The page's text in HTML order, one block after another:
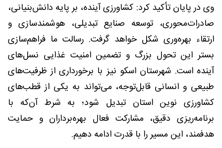
وی در پایان تأکید کرد: کشاورزی آینده، بر پایه دانش‌بنیانی،
صادرات‌محوری، توسعه صنایع تبدیلی، هوشمندسازی و
ارتقاء بهره‌وری شکل خواهد گرفت. رسالت ما فراهم‌سازی
بستر این تحول بزرگ و تضمین امنیت غذایی نسل‌های
آینده است. شهرستان اسکو نیز با برخورداری از ظرفیت‌های
طبیعی و انسانی قابل‌توجه، می‌تواند به یکی از قطب‌های
کشاورزی نوین استان تبدیل شود؛ به شرط آن‌که با
برنامه‌ریزی دقیق، مشارکت فعال بهره‌برداران و حمایت
هدفمند، این مسیر را با قدرت ادامه دهیم.